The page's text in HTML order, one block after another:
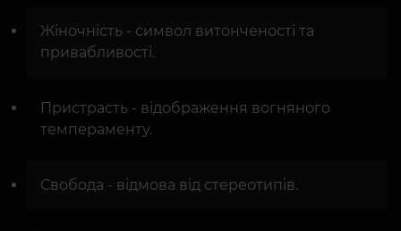
Жіночність - символ витонченості та
привабливості.
Пристрасть - відображення вогняного
темпераменту.
Свобода - відмова від стереотипів.